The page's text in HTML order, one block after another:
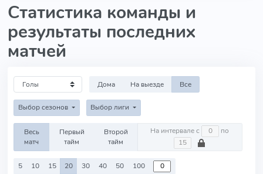
Статистика команды и
результаты последних
матчей
Дома На выезде Все
Выбор сезонов Выбор лиги
Весь
матч
Первый
тайм
Второй
тайм
На интервале с по
5 10 15 20 30 40 50 100